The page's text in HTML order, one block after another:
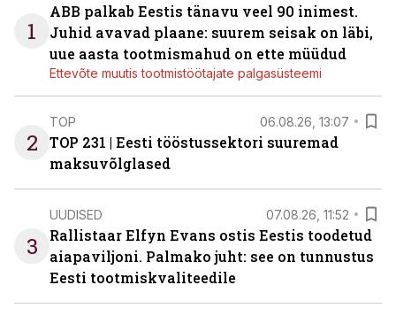
1
ABB palkab Eestis tänavu veel 90 inimest.
Juhid avavad plaane: suurem seisak on läbi,
uue aasta tootmismahud on ette müüdud
Ettevõte muutis tootmistöötajate palgasüsteemi
2
TOP 06.08.26, 13:07
TOP 231 | Eesti tööstussektori suuremad
maksuvõlglased
3
UUDISED 07.08.26, 11:52
Rallistaar Elfyn Evans ostis Eestis toodetud
aiapaviljoni. Palmako juht: see on tunnustus
Eesti tootmiskvaliteedile